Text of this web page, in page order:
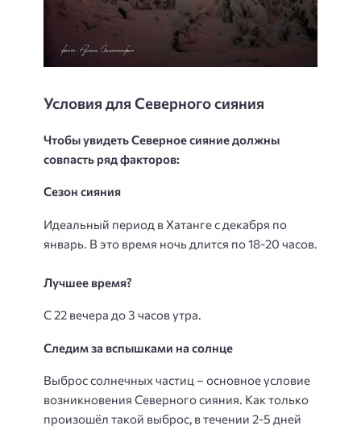
Условия для Северного сияния
Чтобы увидеть Северное сияние должны
совпасть ряд факторов:
Сезон сияния
Идеальный период в Хатанге с декабря по
январь. В это время ночь длится по 18-20 часов.
Лучшее время?
С 22 вечера до 3 часов утра.
Следим за вспышками на солнце
Выброс солнечных частиц – основное условие
возникновения Северного сияния. Как только
произошёл такой выброс, в течении 2-5 дней